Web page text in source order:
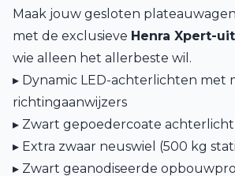
Maak jouw gesloten
met de exclusieve Henra Xpert-
wie alleen het allerbeste wil.
▸ Dynamic LED-achterlichten met
richtingaanwijzers
▸ Zwart gepoedercoate
▸ Extra zwaar neuswiel (500 kg
▸ Zwart geanodiseerde